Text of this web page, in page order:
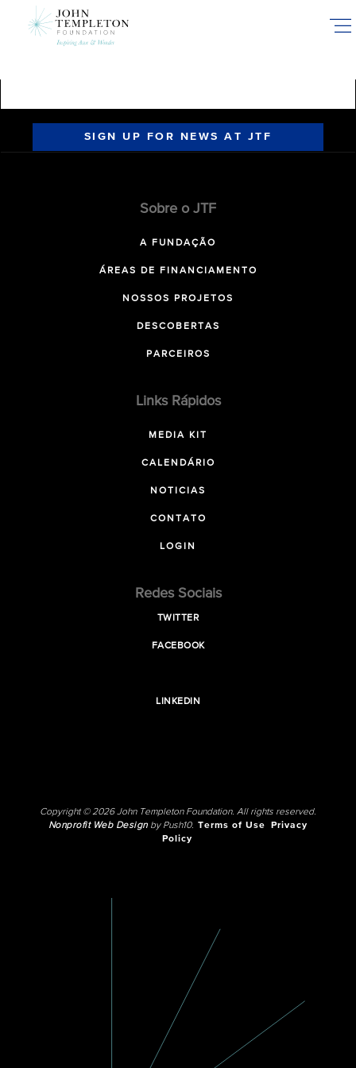
SIGN UP FOR NEWS AT JTF
Sobre o JTF
A FUNDAÇÃO
ÁREAS DE FINANCIAMENTO
NOSSOS PROJETOS
DESCOBERTAS
PARCEIROS
Links Rápidos
MEDIA KIT
CALENDÁRIO
NOTICIAS
CONTATO
LOGIN
Redes Sociais
TWITTER
FACEBOOK
LINKEDIN
Copyright © 2026 John Templeton Foundation. All rights reserved.
Nonprofit Web Designby Push10. Terms of Use
Privacy
Policy